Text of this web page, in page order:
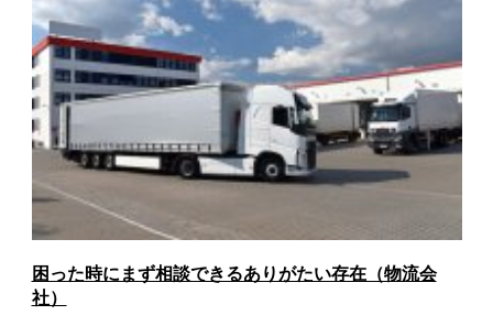
困った時にまず相談できるありがたい存在（物流会
社）